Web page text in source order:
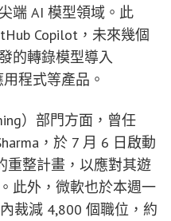
端 AI 模型領域。此
Copilot，未來幾個
的轉錄模型導入
程式等產品。
）部門方面，曾任
，於 7 月 6 日啟動
重整計畫，以應對其遊
此外，微軟也於本週一
裁減 4,800 個職位，約